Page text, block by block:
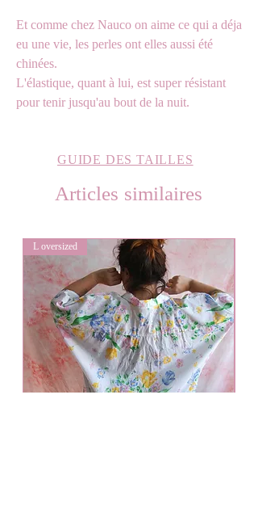
Et comme chez Nauco on aime ce qui a déja
eu une vie, les perles ont elles aussi été
chinées.
L'élastique, quant à lui, est super résistant
pour tenir jusqu'au bout de la nuit.
GUIDE DES TAILLES
Articles similaires
L oversized